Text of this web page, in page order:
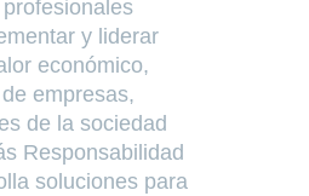
y liderar
económico,
empresas,
de la sociedad
Responsabilidad
soluciones para